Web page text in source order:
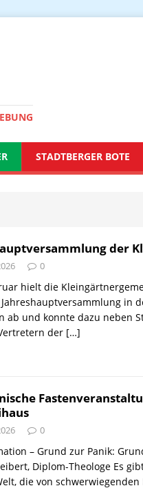
STADTBERGER BOTE
der
0
hielt die
in
ab und konnte dazu neben
der […]
0
– Grund zur Panik:
Diplom-Theologe Es
die von schwerwiegenden